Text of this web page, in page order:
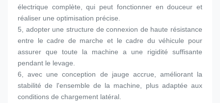
électrique complète, qui peut fonctionner en douceur et
réaliser une optimisation précise.
5, adopter une structure de connexion de haute résistance
entre le cadre de marche et le cadre du véhicule pour
assurer que toute la machine a une rigidité suffisante
pendant le levage.
6, avec une conception de jauge accrue, améliorant la
stabilité de l'ensemble de la machine, plus adaptée aux
conditions de chargement latéral.